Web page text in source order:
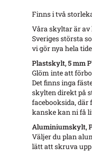
Finns i två
Våra skyltar är av
Sveriges största
vi gör nya hela
Plastskylt, 5 mm
Glöm inte att
Det finns inga
skylten direkt på
facebooksida,
kanske kan ni få
Aluminiumskylt,
Väljer du plan
lätt att skruva upp